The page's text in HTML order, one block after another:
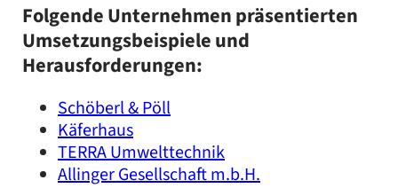
Folgende Unternehmen präsentierten
Umsetzungsbeispiele und
Herausforderungen:
Schöberl & Pöll
Käferhaus
TERRA Umwelttechnik
Allinger Gesellschaft m.b.H.